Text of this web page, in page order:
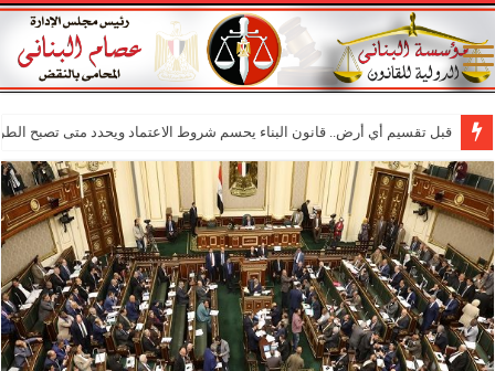
قبل تقسيم أي أرض.. قانون البناء يحسم شروط الاعتماد ويحدد متى تصبح